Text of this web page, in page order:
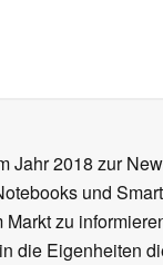
Jahr 2018 zur
und
zu
die Eigenheiten